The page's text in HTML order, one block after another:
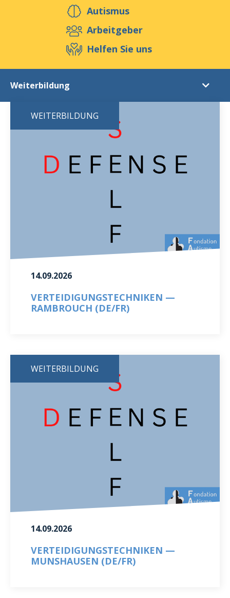
Helfen Sie uns
Veranstaltungen Publikationen
Media
Autismus
Arbeitgeber
Helfen Sie uns
Weiterbildung
Weiterbildung
Kalendar
WEITERBILDUNG
14.09.2026
VERTEIDIGUNGSTECHNIKEN —
RAMBROUCH (DE/FR)
WEITERBILDUNG
14.09.2026
VERTEIDIGUNGSTECHNIKEN —
MUNSHAUSEN (DE/FR)